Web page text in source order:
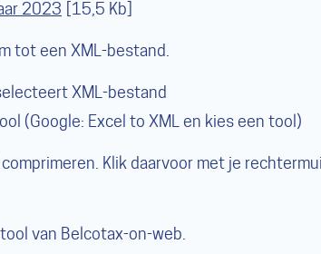
2023
15,5 Kb
tot een XML-bestand.
XML-bestand
(Google: Excel to XML en kies een tool)
Klik daarvoor met je
van Belcotax-on-web.